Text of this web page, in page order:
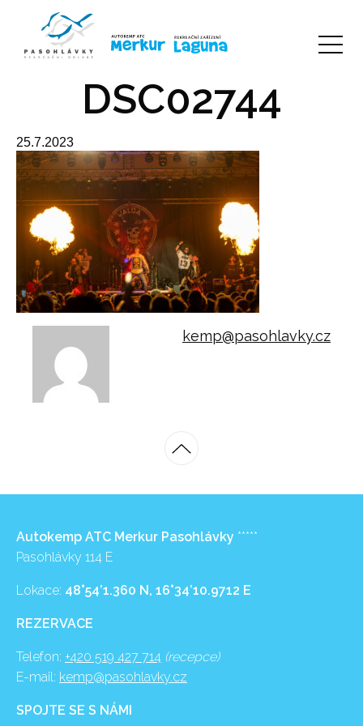
DSC02744
25.7.2023
kemp@pasohlavky.cz
Autokemp ATC Merkur Pasohlávky *****
Pasohlávky 114 E
Lokace: 48°54’1.360 N, 16°34’10.9712 E
REZERVACE
Telefon: +420 519 427 714 (recepce)
E-mail: kemp@pasohlavky.cz
SPOJTE SE S NÁMI